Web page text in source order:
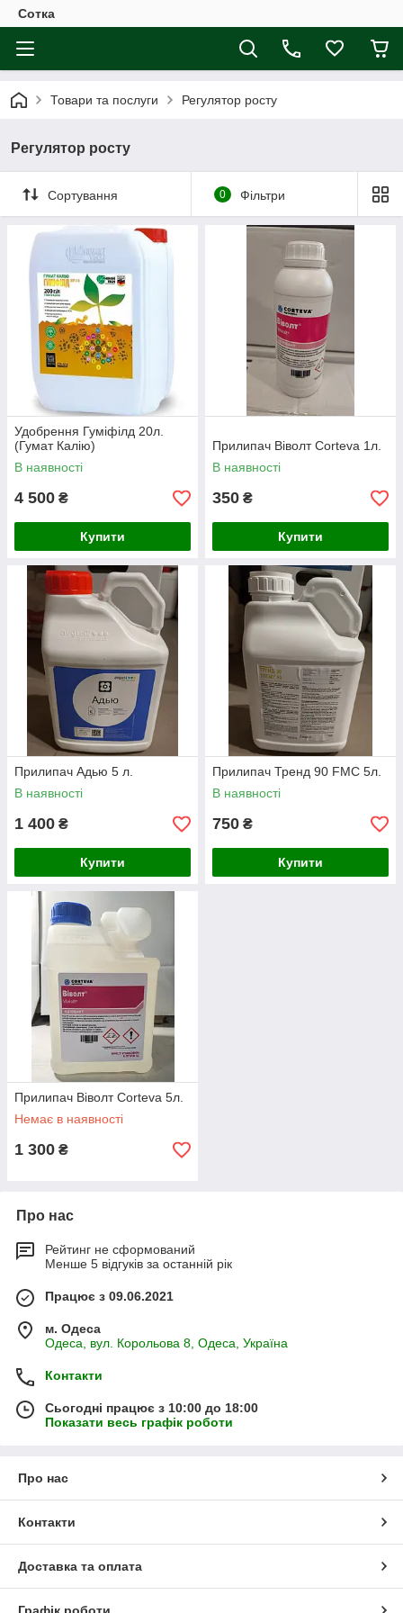
Сотка
Товари та послуги Регулятор росту
Регулятор росту
Сортування 0 Фільтри
Удобрення Гуміфілд 20л.
(Гумат Калію)
В наявності
4 500 ₴
Купити
Прилипач Віволт Corteva 1л.
В наявності
350 ₴
Купити
Прилипач Адью 5 л.
В наявності
1 400 ₴
Купити
Прилипач Тренд 90 FMC 5л.
В наявності
750 ₴
Купити
Прилипач Віволт Corteva 5л.
Немає в наявності
1 300 ₴
Про нас
Рейтинг не сформований
Менше 5 відгуків за останній рік
Працює з 09.06.2021
м. Одеса
Одеса, вул. Корольова 8, Одеса, Україна
Контакти
Сьогодні працює з 10:00 до 18:00
Показати весь графік роботи
Про нас
Контакти
Доставка та оплата